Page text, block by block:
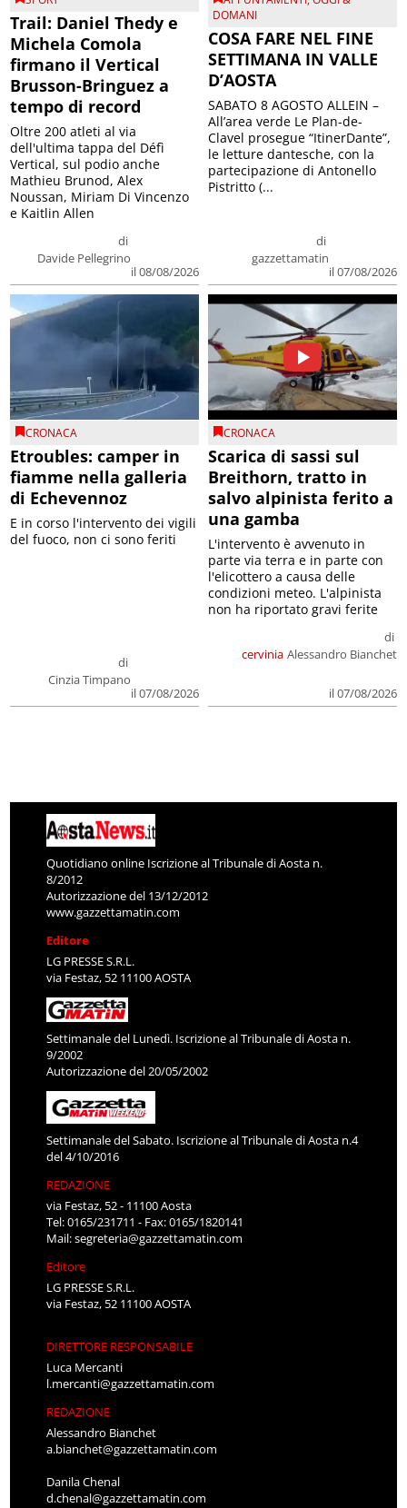
Trail: Daniel Thedy e
Michela Comola
firmano il Vertical
Brusson-Bringuez a
tempo di record
di
Davide Pellegrino
il 08/08/2026
Oltre 200 atleti al via
dell'ultima tappa del Défì
Vertical, sul podio anche
Mathieu Brunod, Alex
Noussan, Miriam Di Vincenzo
e Kaitlin Allen
DOMANI
COSA FARE NEL FINE
SETTIMANA IN VALLE
D’AOSTA
di
gazzettamatin
il 07/08/2026
SABATO 8 AGOSTO ALLEIN –
All’area verde Le Plan-de-
Clavel prosegue “ItinerDante”,
le letture dantesche, con la
partecipazione di Antonello
Pistritto (...
CRONACA
Etroubles: camper in
fiamme nella galleria
di Echevennoz
di
Cinzia Timpano
il 07/08/2026
E in corso l'intervento dei vigili
del fuoco, non ci sono feriti
CRONACA
Scarica di sassi sul
Breithorn, tratto in
salvo alpinista ferito a
una gamba
cervinia
di
Alessandro Bianchet
il 07/08/2026
L'intervento è avvenuto in
parte via terra e in parte con
l'elicottero a causa delle
condizioni meteo. L'alpinista
non ha riportato gravi ferite
Quotidiano online Iscrizione al Tribunale di Aosta n.
8/2012
Autorizzazione del 13/12/2012
www.gazzettamatin.com
Editore
LG PRESSE S.R.L.
via Festaz, 52 11100 AOSTA
Settimanale del Lunedì. Iscrizione al Tribunale di Aosta n.
9/2002
Autorizzazione del 20/05/2002
Settimanale del Sabato. Iscrizione al Tribunale di Aosta n.4
del 4/10/2016
REDAZIONE
via Festaz, 52 - 11100 Aosta
Tel: 0165/231711 - Fax: 0165/1820141
Mail:segreteria@gazzettamatin.com
Editore
LG PRESSE S.R.L.
via Festaz, 52 11100 AOSTA
DIRETTORE RESPONSABILE
Luca Mercanti
l.mercanti@gazzettamatin.com
REDAZIONE
Alessandro Bianchet
a.bianchet@gazzettamatin.com
Danila Chenal
d.chenal@gazzettamatin.com